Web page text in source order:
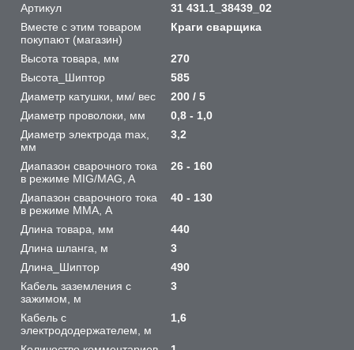
Артикул
31 431.1_38439_02
Вместе с этим товаром
покупают (магазин)
Краги сварщика
Высота товара, мм
270
Высота_Шиптор
585
Диаметр катушки, мм/ вес
200 / 5
Диаметр проволоки, мм
0,8 - 1,0
Диаметр электрода max,
мм
3,2
Диапазон сварочного тока
в режиме MIG/MAG, A
26 - 160
Диапазон сварочного тока
в режиме ММА, А
40 - 130
Длина товара, мм
440
Длина шланга, м
3
Длина_Шиптор
490
Кабель заземления с
зажимом, м
3
Кабель с
электрододержателем, м
1,6